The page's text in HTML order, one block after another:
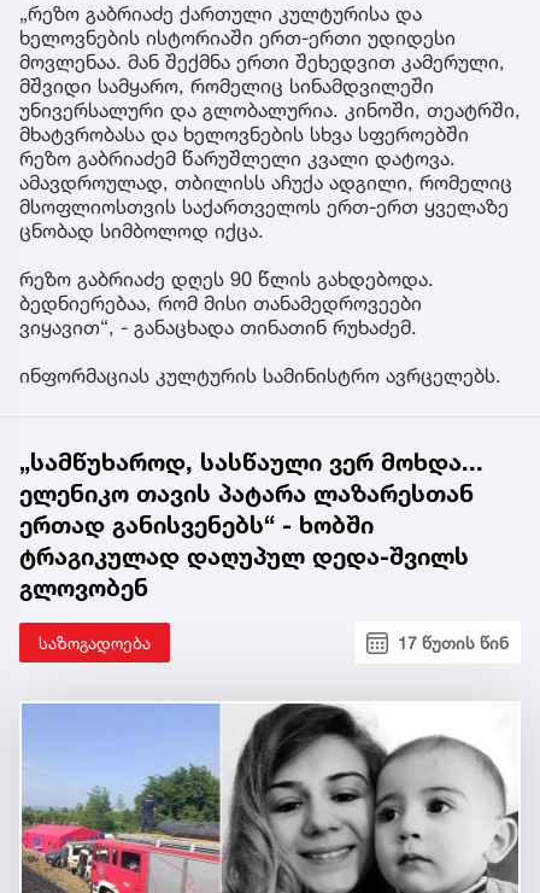
„რეზო გაბრიაძე ქართული კულტურისა და
ხელოვნების ისტორიაში ერთ-ერთი უდიდესი
მოვლენაა. მან შექმნა ერთი შეხედვით კამერული,
მშვიდი სამყარო, რომელიც სინამდვილეში
უნივერსალური და გლობალურია. კინოში, თეატრში,
მხატვრობასა და ხელოვნების სხვა სფეროებში
რეზო გაბრიაძემ წარუშლელი კვალი დატოვა.
ამავდროულად, თბილისს აჩუქა ადგილი, რომელიც
მსოფლიოსთვის საქართველოს ერთ-ერთ ყველაზე
ცნობად სიმბოლოდ იქცა.
რეზო გაბრიაძე დღეს 90 წლის გახდებოდა.
ბედნიერებაა, რომ მისი თანამედროვეები
ვიყავით“, - განაცხადა თინათინ რუხაძემ.
ინფორმაციას კულტურის სამინისტრო ავრცელებს.
„სამწუხაროდ, სასწაული ვერ მოხდა...
ელენიკო თავის პატარა ლაზარესთან
ერთად განისვენებს“ - ხობში
ტრაგიკულად დაღუპულ დედა-შვილს
გლოვობენ
საზოგადოება 17 წუთის წინ